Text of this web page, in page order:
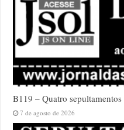
B119 – Quatro
7 de agosto de 2026